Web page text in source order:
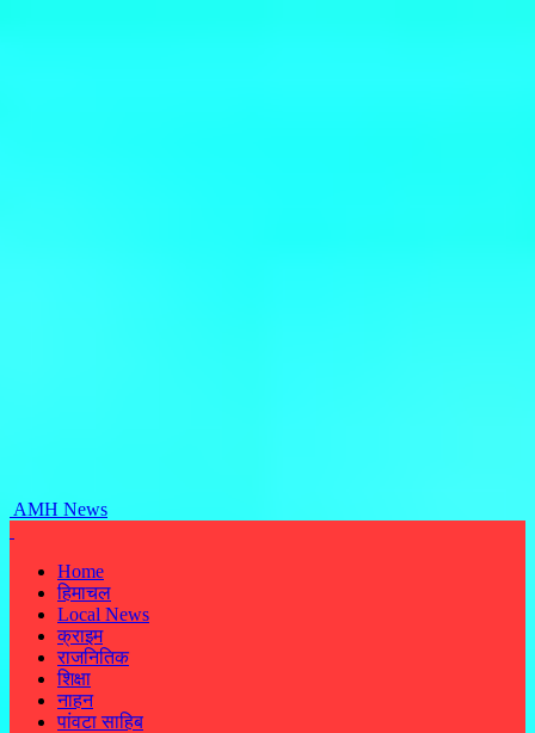
AMH News
Home
हिमाचल
Local News
क्राइम
राजनितिक
शिक्षा
नाहन
पांवटा साहिब